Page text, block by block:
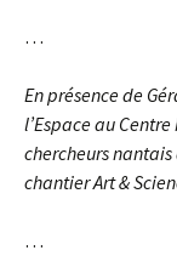
…
En présence de
l’Espace au
chercheurs nantais
chantier Art &
…